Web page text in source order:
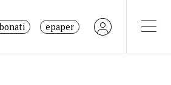
epaper